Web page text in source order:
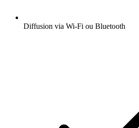
Diffusion via Wi-Fi ou Bluetooth